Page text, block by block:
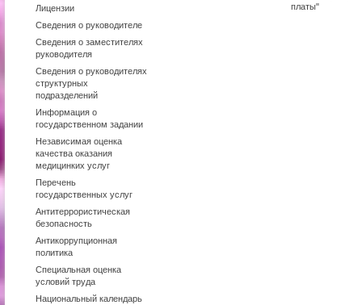
Лицензии
Сведения о руководителе
Сведения о заместителях
руководителя
Сведения о руководителях
структурных
подразделений
Информация о
государственном задании
Независимая оценка
качества оказания
медицинких услуг
Перечень
государственных услуг
Антитеррористическая
безопасность
Антикоррупционная
политика
Специальная оценка
условий труда
Национальный календарь
платы"